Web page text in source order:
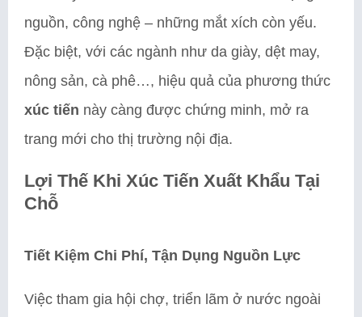
nguồn, công nghệ – những mắt xích còn yếu.
Đặc biệt, với các ngành như da giày, dệt may,
nông sản, cà phê…, hiệu quả của phương thức
xúc tiến này càng được chứng minh, mở ra
trang mới cho thị trường nội địa.
Lợi Thế Khi Xúc Tiến Xuất Khẩu Tại
Chỗ
Tiết Kiệm Chi Phí, Tận Dụng Nguồn Lực
Việc tham gia hội chợ, triển lãm ở nước ngoài